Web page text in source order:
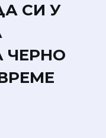
СИ У
ЧЕРНО